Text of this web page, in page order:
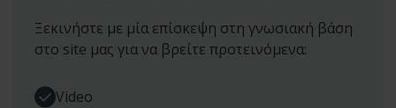
Ξεκινήστε με μία επίσκεψη στη γνωσιακή βάση
στο site μας για να βρείτε προτεινόμενα:
Video